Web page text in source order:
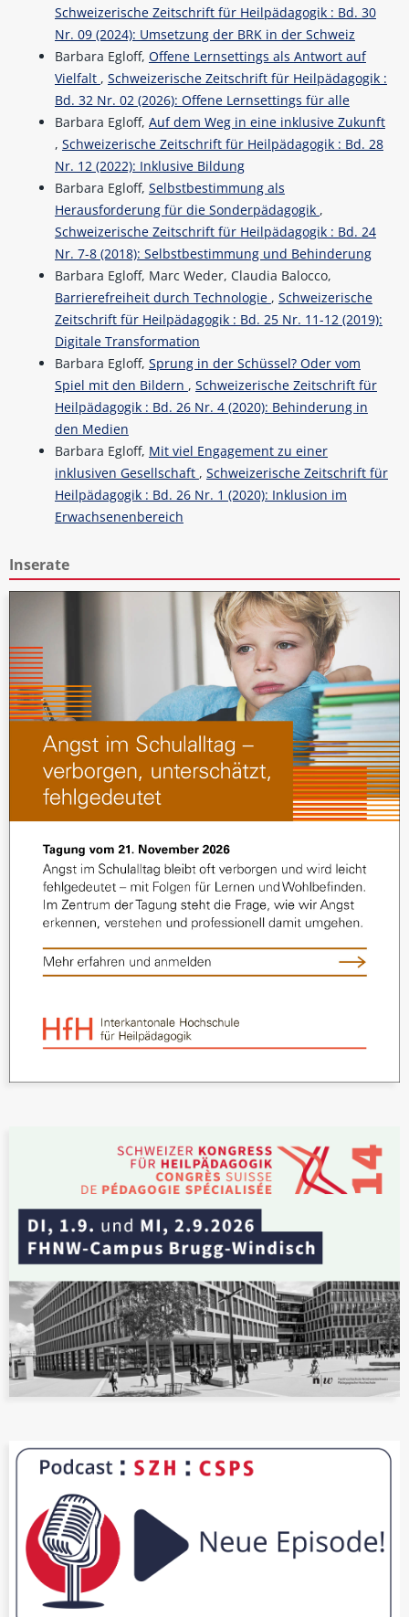
Schweizerische Zeitschrift für Heilpädagogik : Bd. 30
Nr. 09 (2024): Umsetzung der BRK in der Schweiz
Barbara Egloff, Offene Lernsettings als Antwort auf
Vielfalt , Schweizerische Zeitschrift für Heilpädagogik :
Bd. 32 Nr. 02 (2026): Offene Lernsettings für alle
Barbara Egloff, Auf dem Weg in eine inklusive Zukunft
, Schweizerische Zeitschrift für Heilpädagogik : Bd. 28
Nr. 12 (2022): Inklusive Bildung
Barbara Egloff, Selbstbestimmung als
Herausforderung für die Sonderpädagogik ,
Schweizerische Zeitschrift für Heilpädagogik : Bd. 24
Nr. 7-8 (2018): Selbstbestimmung und Behinderung
Barbara Egloff, Marc Weder, Claudia Balocco,
Barrierefreiheit durch Technologie , Schweizerische
Zeitschrift für Heilpädagogik : Bd. 25 Nr. 11-12 (2019):
Digitale Transformation
Barbara Egloff, Sprung in der Schüssel? Oder vom
Spiel mit den Bildern , Schweizerische Zeitschrift für
Heilpädagogik : Bd. 26 Nr. 4 (2020): Behinderung in
den Medien
Barbara Egloff, Mit viel Engagement zu einer
inklusiven Gesellschaft , Schweizerische Zeitschrift für
Heilpädagogik : Bd. 26 Nr. 1 (2020): Inklusion im
Erwachsenenbereich
Inserate